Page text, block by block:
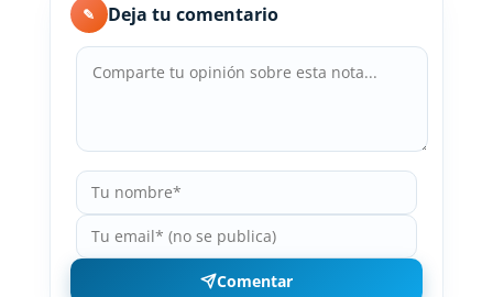
✎ Deja tu comentario
Comentar